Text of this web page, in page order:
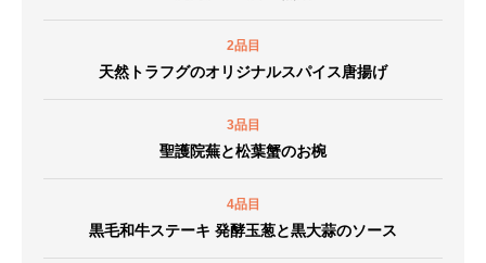
2品目
天然トラフグのオリジナルスパイス唐揚げ
3品目
聖護院蕪と松葉蟹のお椀
4品目
黒毛和牛ステーキ 発酵玉葱と黒大蒜のソース